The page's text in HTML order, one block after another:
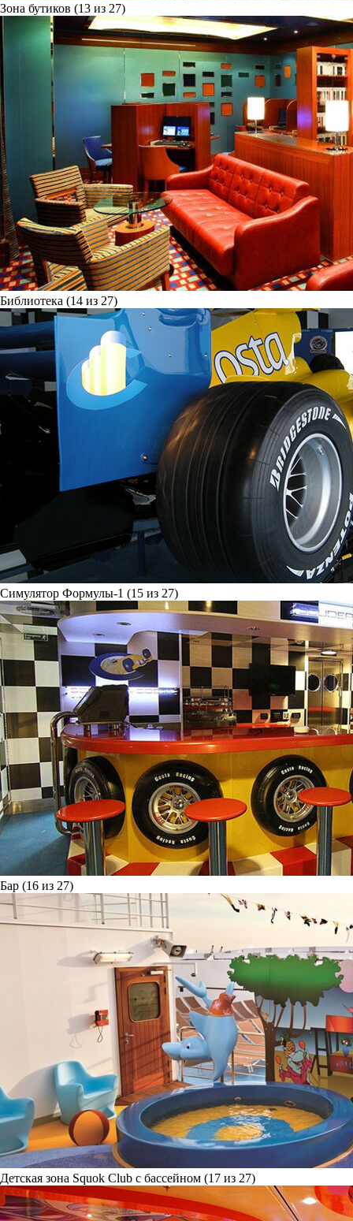
Зона бутиков (13 из 27)
Библиотека (14 из 27)
Симулятор Формулы-1 (15 из 27)
Бар (16 из 27)
Детская зона Squok Club с бассейном (17 из 27)